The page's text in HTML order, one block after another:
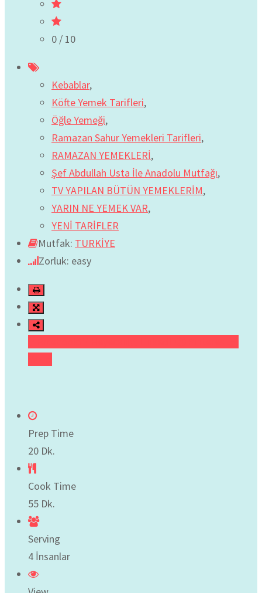
0 / 10
Kebablar,
Köfte Yemek Tarifleri,
Öğle Yemeği,
Ramazan Sahur Yemekleri Tarifleri,
RAMAZAN YEMEKLERİ,
Şef Abdullah Usta İle Anadolu Mutfağı,
TV YAPILAN BÜTÜN YEMEKLERİM,
YARIN NE YEMEK VAR,
YENİ TARİFLER
Mutfak: TURKİYE
Zorluk: easy
Prep Time
20 Dk.
Cook Time
55 Dk.
Serving
4 İnsanlar